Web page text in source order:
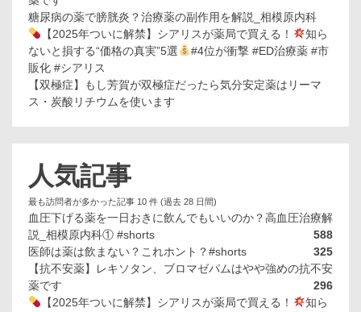
糖尿病の薬で膀胱炎？治療薬の副作用を解説_相模原内科
【2025年ついに解禁】シアリスが薬局で買える！
知ら
ないと損する“価格の真実”5選
#4位が衝撃 #ED治療薬 #市
販化 #シアリス
【双極症】もし芳賀が双極症だったら気分安定薬はリーマ
ス・炭酸リチウムを使います
人気記事
最も訪問者が多かった記事 10 件 (過去 28 日間)
血圧下げる薬を一日おきに飲んでもいいのか？高血圧治療解
説_相模原内科① #shorts
588
医師は薬は飲まない？これホント？#shorts
325
【抗不安薬】レキソタン、ブロマゼパムはやや強めの抗不安
薬です
296
【2025年ついに解禁】シアリスが薬局で買える！
知ら